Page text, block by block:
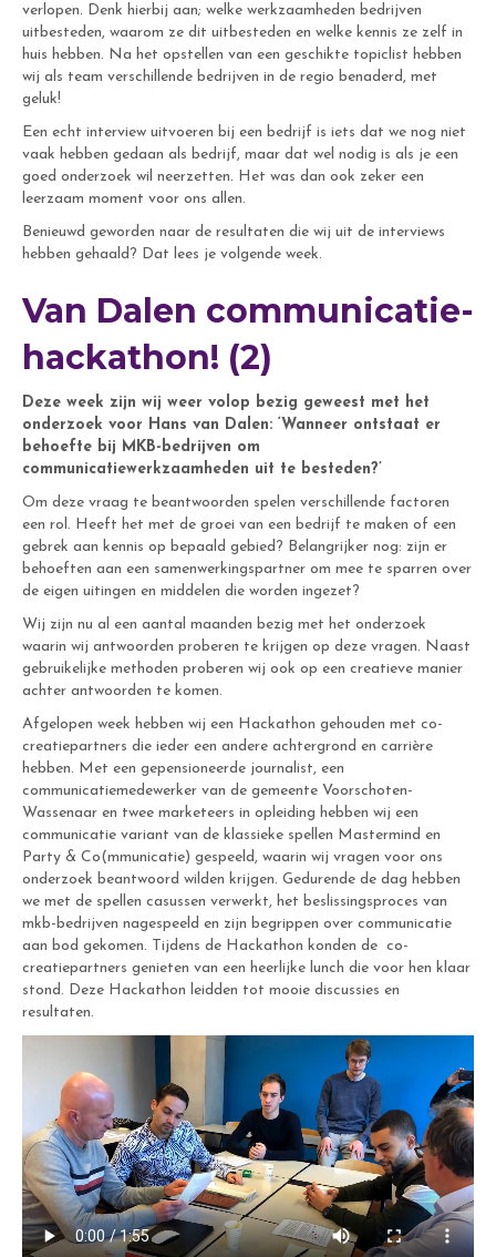
verlopen. Denk hierbij aan; welke werkzaamheden bedrijven
uitbesteden, waarom ze dit uitbesteden en welke kennis ze zelf in
huis hebben. Na het opstellen van een geschikte topiclist hebben
wij als team verschillende bedrijven in de regio benaderd, met
geluk!
Een echt interview uitvoeren bij een bedrijf is iets dat we nog niet
vaak hebben gedaan als bedrijf, maar dat wel nodig is als je een
goed onderzoek wil neerzetten. Het was dan ook zeker een
leerzaam moment voor ons allen.
Benieuwd geworden naar de resultaten die wij uit de interviews
hebben gehaald? Dat lees je volgende week.
Van Dalen communicatie-
hackathon! (2)
Deze week zijn wij weer volop bezig geweest met het
onderzoek voor Hans van Dalen: ‘Wanneer ontstaat er
behoefte bij MKB-bedrijven om
communicatiewerkzaamheden uit te besteden?’
Om deze vraag te beantwoorden spelen verschillende factoren
een rol. Heeft het met de groei van een bedrijf te maken of een
gebrek aan kennis op bepaald gebied? Belangrijker nog: zijn er
behoeften aan een samenwerkingspartner om mee te sparren over
de eigen uitingen en middelen die worden ingezet?
Wij zijn nu al een aantal maanden bezig met het onderzoek
waarin wij antwoorden proberen te krijgen op deze vragen. Naast
gebruikelijke methoden proberen wij ook op een creatieve manier
achter antwoorden te komen.
Afgelopen week hebben wij een Hackathon gehouden met co-
creatiepartners die ieder een andere achtergrond en carrière
hebben. Met een gepensioneerde journalist, een
communicatiemedewerker van de gemeente Voorschoten-
Wassenaar en twee marketeers in opleiding hebben wij een
communicatie variant van de klassieke spellen Mastermind en
Party & Co(mmunicatie) gespeeld, waarin wij vragen voor ons
onderzoek beantwoord wilden krijgen. Gedurende de dag hebben
we met de spellen casussen verwerkt, het beslissingsproces van
mkb-bedrijven nagespeeld en zijn begrippen over communicatie
aan bod gekomen. Tijdens de Hackathon konden de co-
creatiepartners genieten van een heerlijke lunch die voor hen klaar
stond. Deze Hackathon leidden tot mooie discussies en
resultaten.